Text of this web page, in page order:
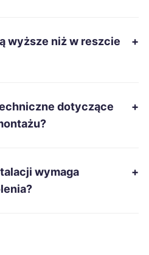
wyższe niż w reszcie
+
dotyczące
+
wymaga
+